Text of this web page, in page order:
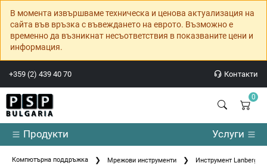
В момента извършваме техническа и ценова актуализация на
сайта във връзка с въвеждането на еврото. Възможно е
временно да възникнат несъответствия в показваните цени и
информация.
+359 (2) 439 40 70 Контакти
0
Продукти Услуги
Компютърна поддръжка Мрежови инструменти Инструмент Lanberg